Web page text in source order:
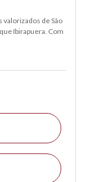
de São
Ibirapuera. Com